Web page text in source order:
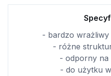
- bardzo
- różne
- odporny na
- do użytku